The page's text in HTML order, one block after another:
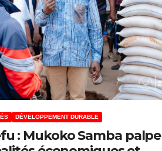
DÉVELOPPEMENT DURABLE
: Mukoko Samba palpe